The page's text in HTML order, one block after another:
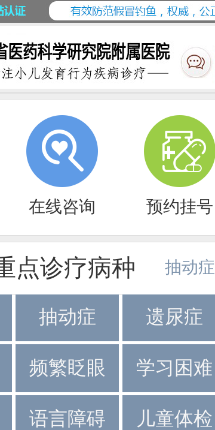
在线咨询 预约挂号
点诊疗病种 抽动症
·
抽动症 遗尿症
频繁眨眼 学习困难
语言障碍 儿童体检